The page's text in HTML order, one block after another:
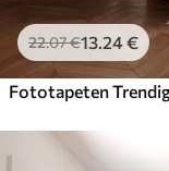
22.07€13.24€